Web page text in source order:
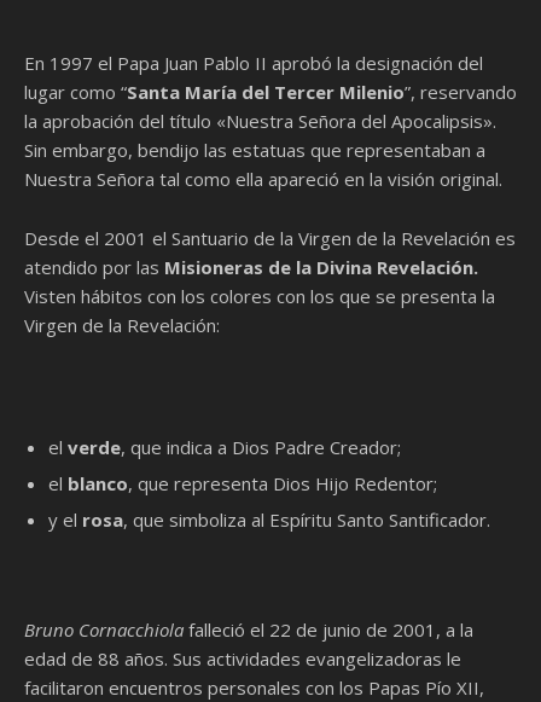
En 1997 el Papa Juan Pablo II aprobó la designación del
lugar como “Santa María del Tercer Milenio”, reservando
la aprobación del título «Nuestra Señora del Apocalipsis».
Sin embargo, bendijo las estatuas que representaban a
Nuestra Señora tal como ella apareció en la visión original.
Desde el 2001 el Santuario de la Virgen de la Revelación es
atendido por las Misioneras de la Divina Revelación.
Visten hábitos con los colores con los que se presenta la
Virgen de la Revelación:
el verde, que indica a Dios Padre Creador;
el blanco, que representa Dios Hijo Redentor;
y el rosa, que simboliza al Espíritu Santo Santificador.
Bruno Cornacchiola falleció el 22 de junio de 2001, a la
edad de 88 años. Sus actividades evangelizadoras le
facilitaron encuentros personales con los Papas Pío XII,